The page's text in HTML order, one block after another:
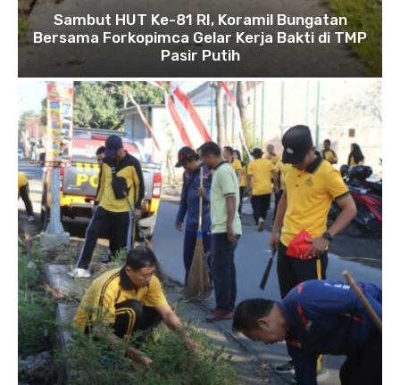
Sambut HUT Ke-81 RI, Koramil Bungatan
Bersama Forkopimca Gelar Kerja Bakti di TMP
Pasir Putih